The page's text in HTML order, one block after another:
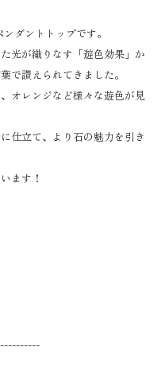
ダントトップです。
光が織りなす「遊色効果」か
で讃えられてきました。
オレンジなど様々な遊色が見
仕立て、より石の魅力を引き
ます！